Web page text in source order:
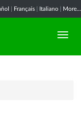
Français Italiano More...